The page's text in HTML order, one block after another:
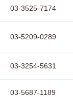
03-3525-7174
03-5209-0289
03-3254-5631
03-5687-1189